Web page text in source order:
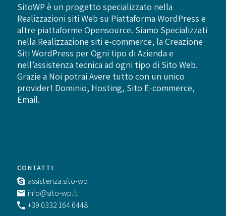
SitoWP è un progetto specializzato nella
Realizzazioni siti Web su Piattaforma WordPress e
altre piattaforme Opensource. Siamo Specializzati
nella Realizzazione siti e-commerce, la Creazione
Siti WordPress per Ogni tipo di Azienda e
nell’assistenza tecnica ad ogni tipo di Sito Web.
Grazie a Noi potrai Avere tutto con un unico
provider! Dominio, Hosting, Sito E-commerce,
Email.
CONTATTI
assistenza.sito-wp
info@sito-wp.it
+39 0332 164 6448